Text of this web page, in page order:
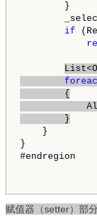
}
if
{
}
}
}
#endregion
赋值器（setter）部分